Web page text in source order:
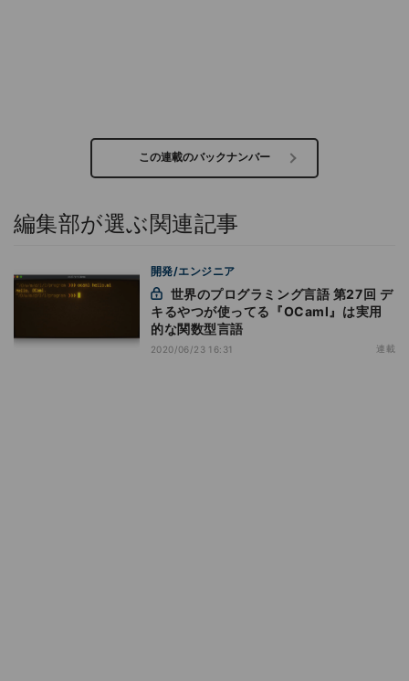
この連載のバックナンバー
編集部が選ぶ関連記事
開発/エンジニア
キるやつが使ってる『OCaml』は実用
的な関数型言語
2020/06/23 16:31 連載